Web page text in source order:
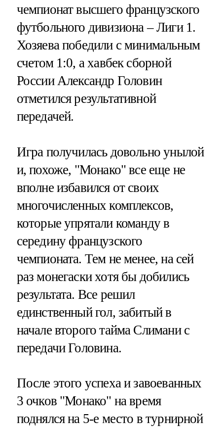
чемпионат высшего французского
футбольного дивизиона – Лиги 1.
Хозяева победили с минимальным
счетом 1:0, а хавбек сборной
России Александр Головин
отметился результативной
передачей.
Игра получилась довольно унылой
и, похоже, "Монако" все еще не
вполне избавился от своих
многочисленных комплексов,
которые упрятали команду в
середину французского
чемпионата. Тем не менее, на сей
раз монегаски хотя бы добились
результата. Все решил
единственный гол, забитый в
начале второго тайма Слимани с
передачи Головина.
После этого успеха и завоеванных
3 очков "Монако" на время
поднялся на 5-е место в турнирной